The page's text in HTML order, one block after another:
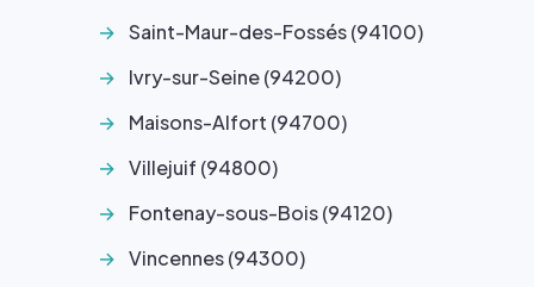
Saint-Maur-des-Fossés (94100)
Ivry-sur-Seine (94200)
Maisons-Alfort (94700)
Villejuif (94800)
Fontenay-sous-Bois (94120)
Vincennes (94300)